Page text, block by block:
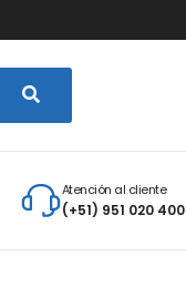
Atención al cliente
(+51) 951 020 400